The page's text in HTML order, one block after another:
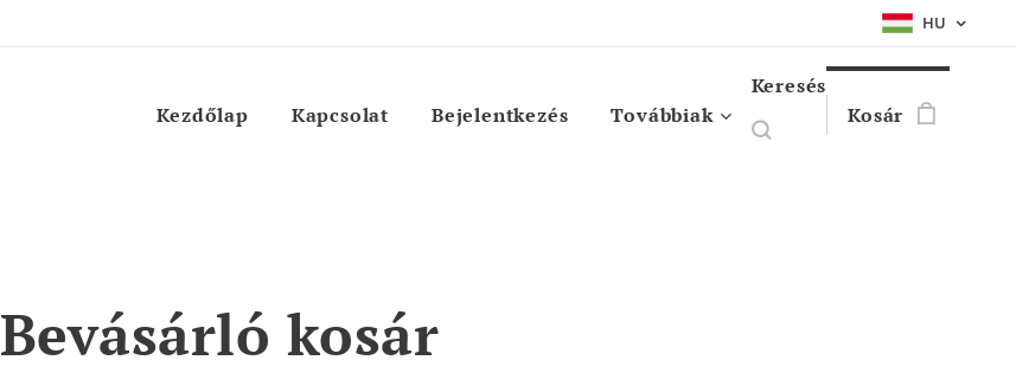
HU
Kezdőlap Kapcsolat Bejelentkezés Továbbiak
Keresés
Kosár
Bevásárló kosár